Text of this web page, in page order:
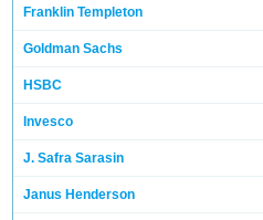
Franklin Templeton
Goldman Sachs
HSBC
Invesco
J. Safra Sarasin
Janus Henderson